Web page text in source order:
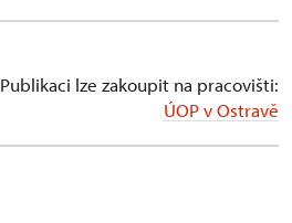
Publikaci lze zakoupit na pracovišti:
ÚOP v Ostravě